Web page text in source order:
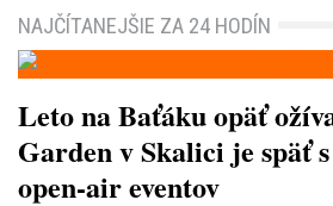
NAJČÍTANEJŠIE ZA 24 HODÍN
Leto na Baťáku opäť
Garden v Skalici je späť
open-air eventov